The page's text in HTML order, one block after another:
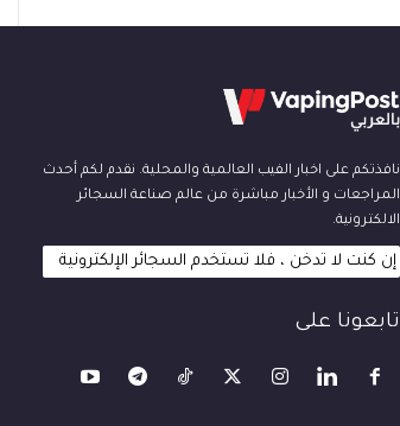
نافذتكم على اخبار الفيب العالمية والمحلية. نقدم لكم أحدث
المراجعات و الأخبار مباشرة من عالم صناعة السجائر
الالكترونية.
إن كنت لا تدخن ، فلا تستخدم السجائر الإلكترونية
تابعونا على